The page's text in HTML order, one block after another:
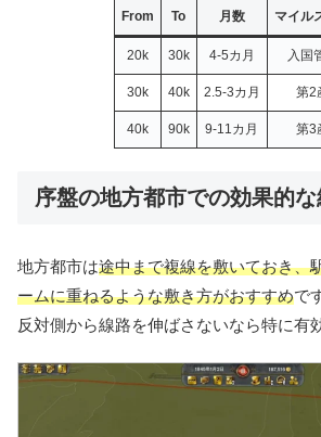
From To 月数 マイル
20k 30k 4-5カ月 入国
30k 40k 2.5-3カ月 第2
40k 90k 9-11カ月 第3
序盤の地方都市での効果的
地方都市は途中まで複線を敷いておき、
ームに重ねるような敷き方がおすすめで
反対側から線路を伸ばさないなら特に有